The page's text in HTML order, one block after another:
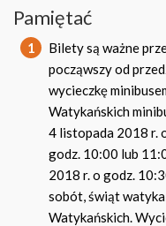
Pamiętać
1
Bilety są ważne
począwszy od
wycieczkę
Watykańskich
4 listopada 2018 r.
godz. 10:00 lub
2018 r. o godz.
sobót, świąt
Watykańskich.